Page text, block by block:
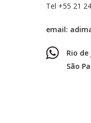
Tel +55 21
email:
Rio de
São